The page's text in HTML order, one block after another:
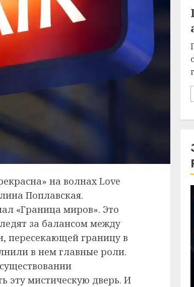
на волнах Love
Поплавская.
«Граница миров». Это
за балансом между
границу в
в нем главные роли.
эту мистическую дверь. И